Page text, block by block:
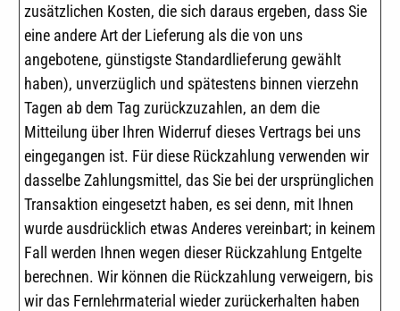
zusätzlichen Kosten, die sich daraus ergeben, dass Sie
eine andere Art der Lieferung als die von uns
angebotene, günstigste Standardlieferung gewählt
haben), unverzüglich und spätestens binnen vierzehn
Tagen ab dem Tag zurückzuzahlen, an dem die
Mitteilung über Ihren Widerruf dieses Vertrags bei uns
eingegangen ist. Für diese Rückzahlung verwenden wir
dasselbe Zahlungsmittel, das Sie bei der ursprünglichen
Transaktion eingesetzt haben, es sei denn, mit Ihnen
wurde ausdrücklich etwas Anderes vereinbart; in keinem
Fall werden Ihnen wegen dieser Rückzahlung Entgelte
berechnen. Wir können die Rückzahlung verweigern, bis
wir das Fernlehrmaterial wieder zurückerhalten haben